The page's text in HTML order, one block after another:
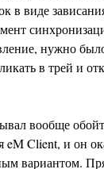
в виде
нужно
в трей и
вообще
eM Client, и он
вариантом.